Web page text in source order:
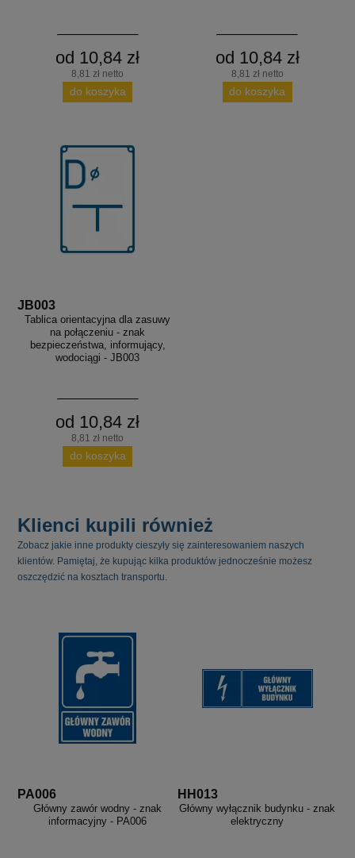
od 10,84 zł
8,81 zł netto
do koszyka
od 10,84 zł
8,81 zł netto
do koszyka
JB003
Tablica orientacyjna dla zasuwy
na połączeniu - znak
bezpieczeństwa, informujący,
wodociągi - JB003
od 10,84 zł
8,81 zł netto
do koszyka
Klienci kupili również
Zobacz jakie inne produkty cieszyły się zainteresowaniem naszych
klientów. Pamiętaj, że kupując kilka produktów jednocześnie możesz
oszczędzić na kosztach transportu.
PA006
Główny zawór wodny - znak
informacyjny - PA006
HH013
Główny wyłącznik budynku - znak
elektryczny